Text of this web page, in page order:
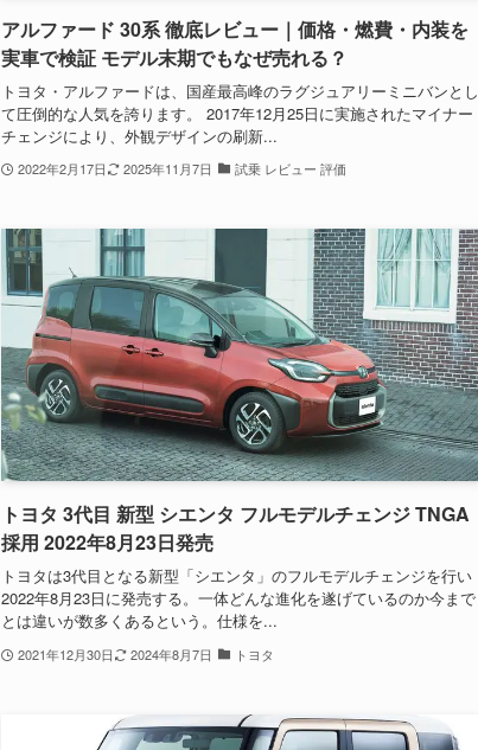
アルファード 30系 徹底レビュー｜価格・燃費・内装を
実車で検証 モデル末期でもなぜ売れる？
トヨタ・アルファードは、国産最高峰のラグジュアリーミニバンとし
て圧倒的な人気を誇ります。 2017年12月25日に実施されたマイナー
チェンジにより、外観デザインの刷新...
2022年2月17日 2025年11月7日 試乗 レビュー 評価
トヨタ 3代目 新型 シエンタ フルモデルチェンジ TNGA
採用 2022年8月23日発売
トヨタは3代目となる新型「シエンタ」のフルモデルチェンジを行い
2022年8月23日に発売する。一体どんな進化を遂げているのか今まで
とは違いが数多くあるという。仕様を...
2021年12月30日 2024年8月7日 トヨタ